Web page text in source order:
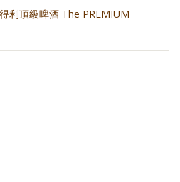
利頂級啤酒 The PREMIUM